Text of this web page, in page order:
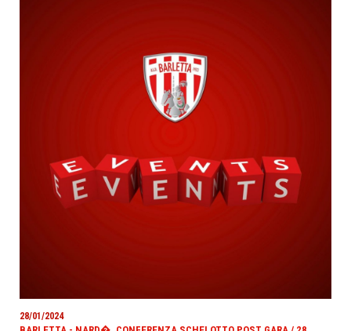
28/01/2024